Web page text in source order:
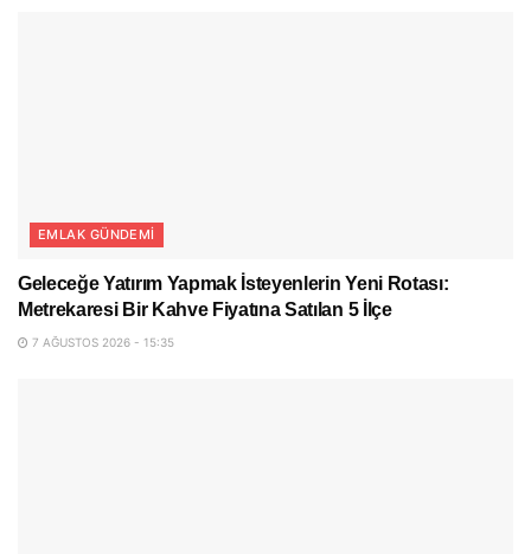
EMLAK GÜNDEMI
Geleceğe Yatırım Yapmak İsteyenlerin Yeni Rotası:
Metrekaresi Bir Kahve Fiyatına Satılan 5 İlçe
7 AĞUSTOS 2026 - 15:35